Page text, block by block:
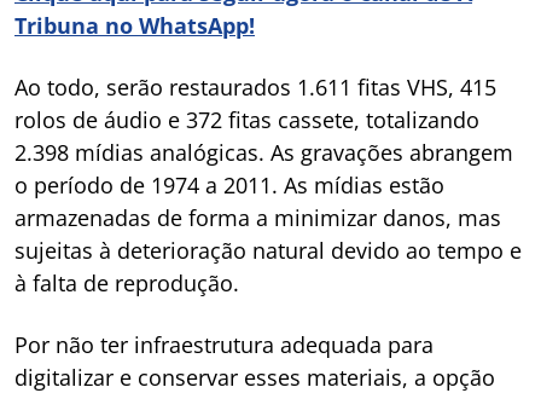
Tribuna no WhatsApp!
Ao todo, serão restaurados 1.611 fitas VHS, 415
rolos de áudio e 372 fitas cassete, totalizando
2.398 mídias analógicas. As gravações abrangem
o período de 1974 a 2011. As mídias estão
armazenadas de forma a minimizar danos, mas
sujeitas à deterioração natural devido ao tempo e
à falta de reprodução.
Por não ter infraestrutura adequada para
digitalizar e conservar esses materiais, a opção